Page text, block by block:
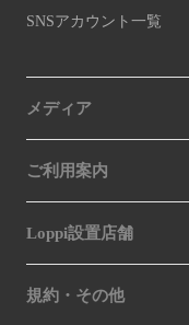
SNSアカウント一覧
メディア
ご利用案内
Loppi設置店舗
規約・その他